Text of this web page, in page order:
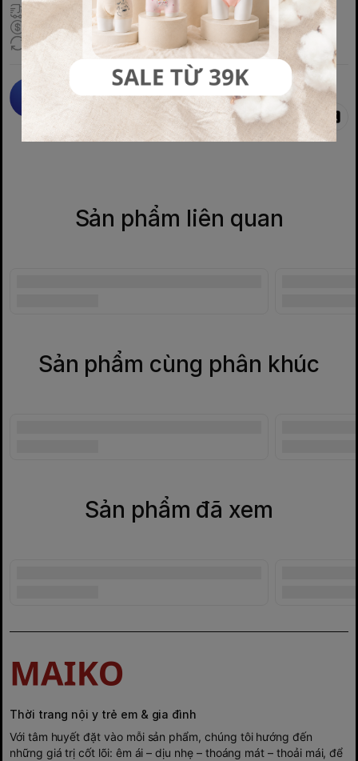
Giao hàng miễn phí với Bill >350k
Giao hỏa tốc Nội thành Hà Nội (<4h)
Đổi trả miễn phí trong 5 ngày
Fanpage MAIKO
Kết nối với chúng tôi
Kết nối với chúng tôi
Chia sẻ
Sản phẩm liên quan
Sản phẩm cùng phân khúc
Sản phẩm đã xem
Thời trang nội y trẻ em & gia đình
Với tâm huyết đặt vào mỗi sản phẩm, chúng tôi hướng đến
những giá trị cốt lõi: êm ái – dịu nhẹ – thoáng mát – thoải mái, để